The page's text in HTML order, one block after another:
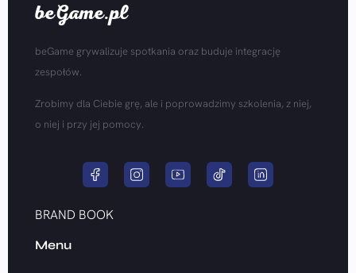
beGame.pl
beGame grywalizuje spotkania oraz buduje integrację
zespołów.
Zrobimy dla Ciebie grę, ale i poprowadzimy szkolenia, z niej,
o niej i przy jej pomocy.
BRAND BOOK
Menu